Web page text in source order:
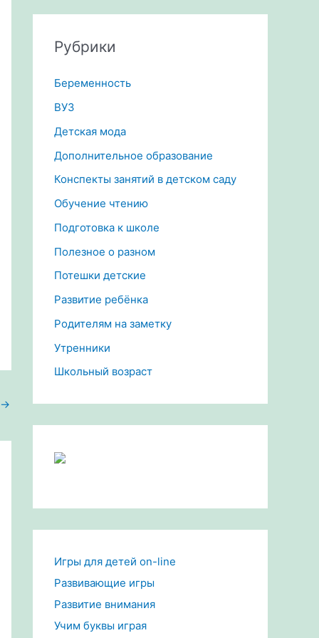
→
Рубрики
Беременность
ВУЗ
Детская мода
Дополнительное образование
Конспекты занятий в детском саду
Обучение чтению
Подготовка к школе
Полезное о разном
Потешки детские
Развитие ребёнка
Родителям на заметку
Утренники
Школьный возраст
Игры для детей on-line
Развивающие игры
Развитие внимания
Учим буквы играя